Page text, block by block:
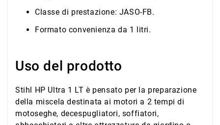
Classe di prestazione: JASO-FB.
Formato convenienza da 1 litri.
Uso del prodotto
Stihl HP Ultra 1 LT è pensato per la preparazione
della miscela destinata ai motori a 2 tempi di
motoseghe, decespugliatori, soffiatori,